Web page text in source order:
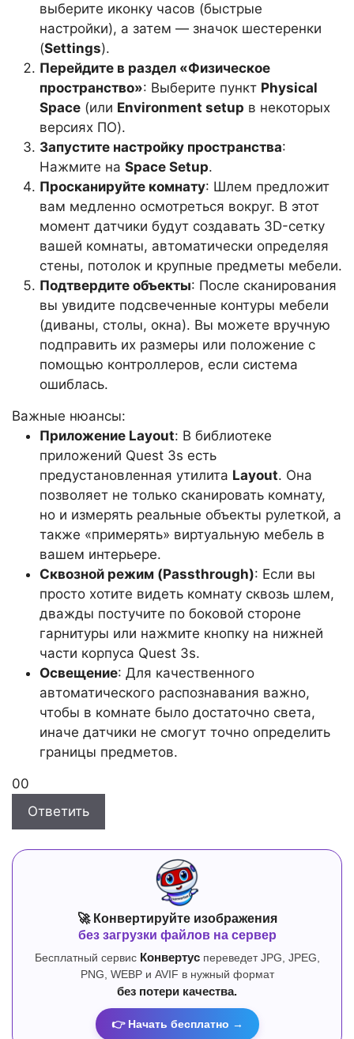
выберите иконку часов (быстрые
настройки), а затем — значок шестеренки
(Settings).
Перейдите в раздел «Физическое
пространство»: Выберите пункт Physical
Space (или Environment setup в некоторых
версиях ПО).
Запустите настройку пространства:
Нажмите на Space Setup.
Просканируйте комнату: Шлем предложит
вам медленно осмотреться вокруг. В этот
момент датчики будут создавать 3D-сетку
вашей комнаты, автоматически определяя
стены, потолок и крупные предметы мебели.
Подтвердите объекты: После сканирования
вы увидите подсвеченные контуры мебели
(диваны, столы, окна). Вы можете вручную
подправить их размеры или положение с
помощью контроллеров, если система
ошиблась.
Важные нюансы:
Приложение Layout: В библиотеке
приложений Quest 3s есть
предустановленная утилита Layout. Она
позволяет не только сканировать комнату,
но и измерять реальные объекты рулеткой, а
также «примерять» виртуальную мебель в
вашем интерьере.
Сквозной режим (Passthrough): Если вы
просто хотите видеть комнату сквозь шлем,
дважды постучите по боковой стороне
гарнитуры или нажмите кнопку на нижней
части корпуса Quest 3s.
Освещение: Для качественного
автоматического распознавания важно,
чтобы в комнате было достаточно света,
иначе датчики не смогут точно определить
границы предметов.
Голосуйте
0Голосуйте
0
Ответить
🚀 Конвертируйте изображения
без загрузки файлов на сервер
Бесплатный сервис Конвертуспереведет JPG, JPEG,
PNG, WEBP и AVIF в нужный формат
без потери качества.
👉 Начать бесплатно →